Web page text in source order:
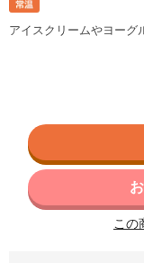
アイスクリームやヨーグ
この